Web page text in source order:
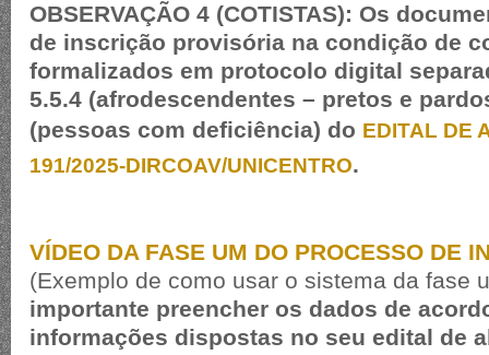
OBSERVAÇÃO 4 (COTISTAS): Os
de inscrição provisória na condição de
formalizados em protocolo digital
5.5.4 (afrodescendentes – pretos e
(pessoas com deficiência) do EDITAL DE
191/2025-DIRCOAV/UNICENTRO.
VÍDEO DA FASE UM DO PROCESSO DE
(Exemplo de como usar o sistema da fase
importante preencher os dados de
informações dispostas no seu edital de